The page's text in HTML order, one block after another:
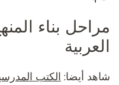
مراحل بناء
العربية
شاهد أيضا: الكتب